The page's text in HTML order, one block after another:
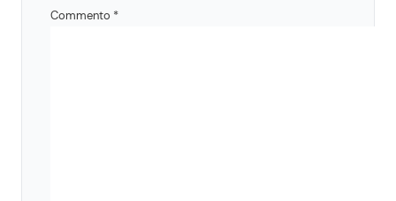
Commento *